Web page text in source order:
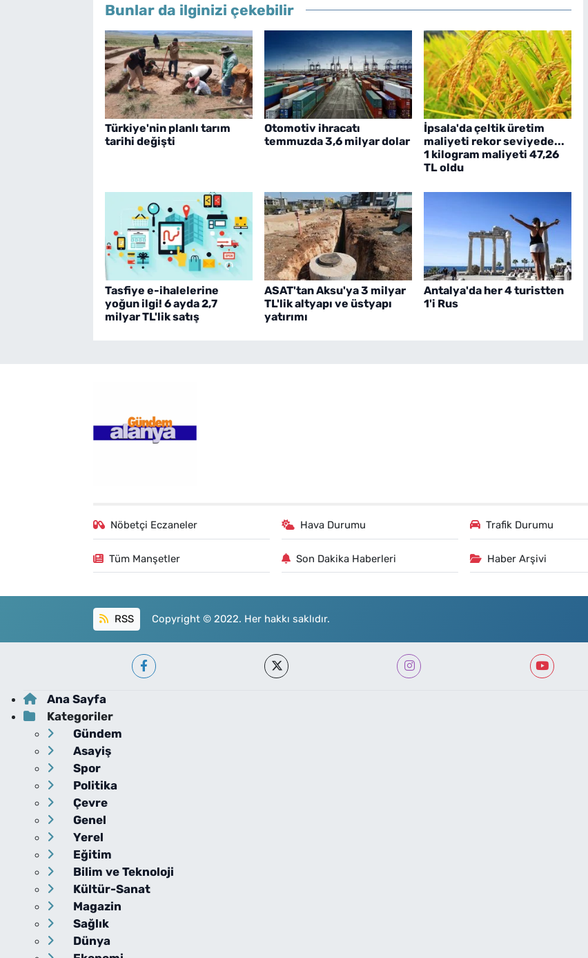
Bunlar da ilginizi çekebilir
Türkiye'nin planlı tarım
tarihi değişti
Otomotiv ihracatı
temmuzda 3,6 milyar dolar
İpsala'da çeltik üretim
maliyeti rekor seviyede...
1 kilogram maliyeti 47,26
TL oldu
Tasfiye e-ihalelerine
yoğun ilgi! 6 ayda 2,7
milyar TL'lik satış
ASAT'tan Aksu'ya 3 milyar
TL'lik altyapı ve üstyapı
yatırımı
Antalya'da her 4 turistten
1'i Rus
Nöbetçi Eczaneler Hava Durumu Trafik Durumu
Tüm Manşetler Son Dakika Haberleri Haber Arşivi
RSS Copyright © 2022. Her hakkı saklıdır.
Ana Sayfa
Kategoriler
Gündem
Asayiş
Spor
Politika
Çevre
Genel
Yerel
Eğitim
Bilim ve Teknoloji
Kültür-Sanat
Magazin
Sağlık
Dünya